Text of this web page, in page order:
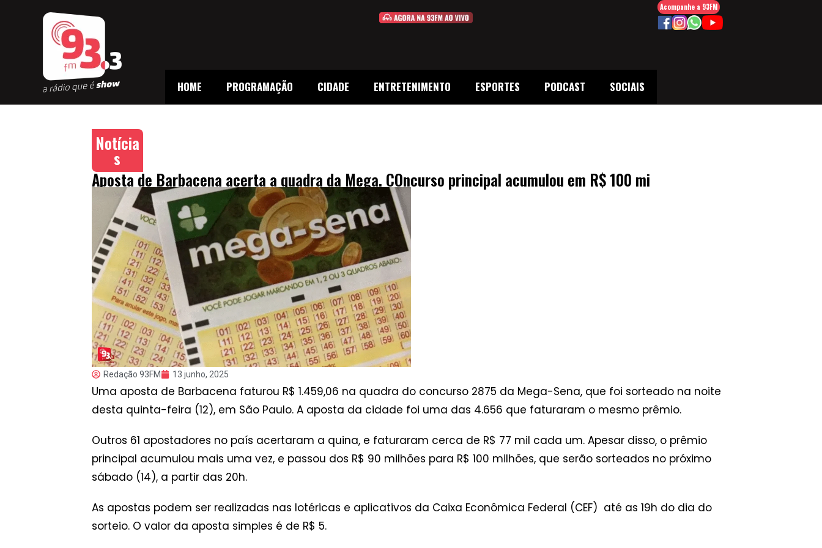
HOME PROGRAMAÇÃO CIDADE ENTRETENIMENTO ESPORTES PODCAST SOCIAIS
Acompanhe a 93FM
Notícia
s
Aposta de Barbacena acerta a quadra da Mega. COncurso principal acumulou em R$ 100 mi
Redação 93FM 13 junho, 2025
Uma aposta de Barbacena faturou R$ 1.459,06 na quadra do concurso 2875 da Mega-Sena, que foi sorteado na noite
desta quinta-feira (12), em São Paulo. A aposta da cidade foi uma das 4.656 que faturaram o mesmo prêmio.
Outros 61 apostadores no país acertaram a quina, e faturaram cerca de R$ 77 mil cada um. Apesar disso, o prêmio
principal acumulou mais uma vez, e passou dos R$ 90 milhões para R$ 100 milhões, que serão sorteados no próximo
sábado (14), a partir das 20h.
As apostas podem ser realizadas nas lotéricas e aplicativos da Caixa Econômica Federal (CEF) até as 19h do dia do
sorteio. O valor da aposta simples é de R$ 5.